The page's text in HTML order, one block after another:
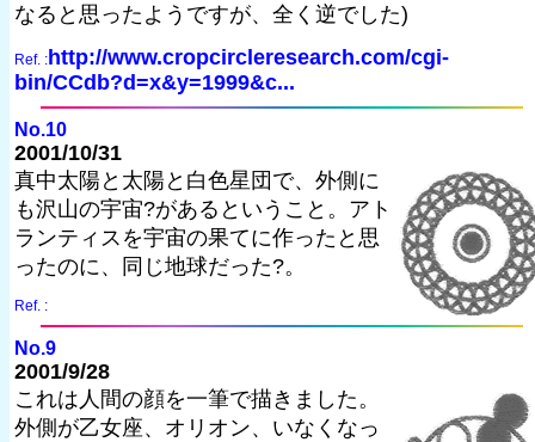
なると思ったようですが、全く逆でした)
Ref. : http://www.cropcircleresearch.com/cgi-
bin/CCdb?d=x&y=1999&c...
No.10
2001/10/31
真中太陽と太陽と白色星団で、外側に
も沢山の宇宙?があるということ。アト
ランティスを宇宙の果てに作ったと思
ったのに、同じ地球だった?。
Ref. :
No.9
2001/9/28
これは人間の顔を一筆で描きました。
外側が乙女座、オリオン、いなくなっ